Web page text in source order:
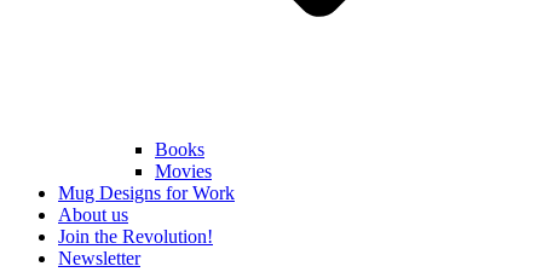
Books
Movies
Mug Designs for Work
About us
Join the Revolution!
Newsletter